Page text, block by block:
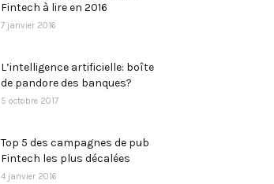
Fintech à lire en 2016
7 janvier 2016
L’intelligence artificielle: boîte
de pandore des banques?
5 octobre 2017
Top 5 des campagnes de pub
Fintech les plus décalées
4 janvier 2016